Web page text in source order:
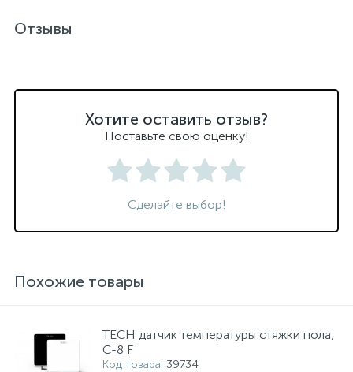
Отзывы
Хотите оставить отзыв?
Поставьте свою оценку!
Сделайте выбор!
Похожие товары
TECH датчик температуры стяжки пола,
C-8 F
Код товара: 39734